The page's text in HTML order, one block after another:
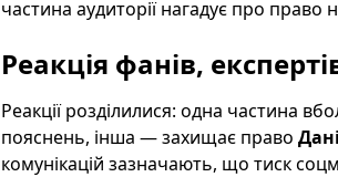
частина аудиторії нагадує про право
Реакція фанів,
Реакції розділилися: одна частина
пояснень, інша — захищає право
комунікацій зазначають, що тиск